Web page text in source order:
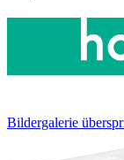
Bildergalerie